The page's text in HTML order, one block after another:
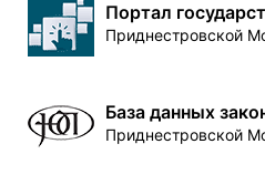
Портал
Приднестровской
База данных
Приднестровской